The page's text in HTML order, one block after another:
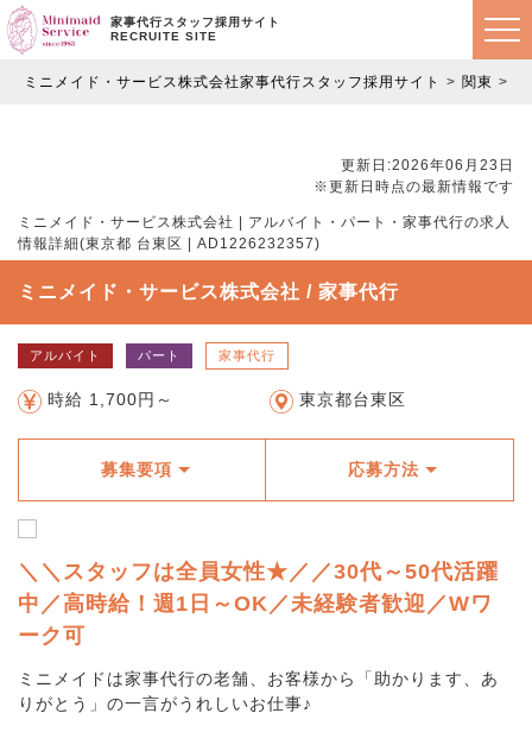
家事代行スタッフ採用サイト
RECRUITE SITE
ミニメイド・サービス株式会社家事代行スタッフ採用サイト 関東
更新日:2026年06月23日
※更新日時点の最新情報です
ミニメイド・サービス株式会社 | アルバイト・パート・家事代行の求人
情報詳細(東京都 台東区 | AD1226232357)
ミニメイド・サービス株式会社 / 家事代行
アルバイト パート 家事代行
時給 1,700円～ 東京都台東区
募集要項 応募方法
＼＼スタッフは全員女性★／／30代～50代活躍
中／高時給！週1日～OK／未経験者歓迎／Wワ
ーク可
ミニメイドは家事代行の老舗、お客様から「助かります、あ
りがとう」の一言がうれしいお仕事♪